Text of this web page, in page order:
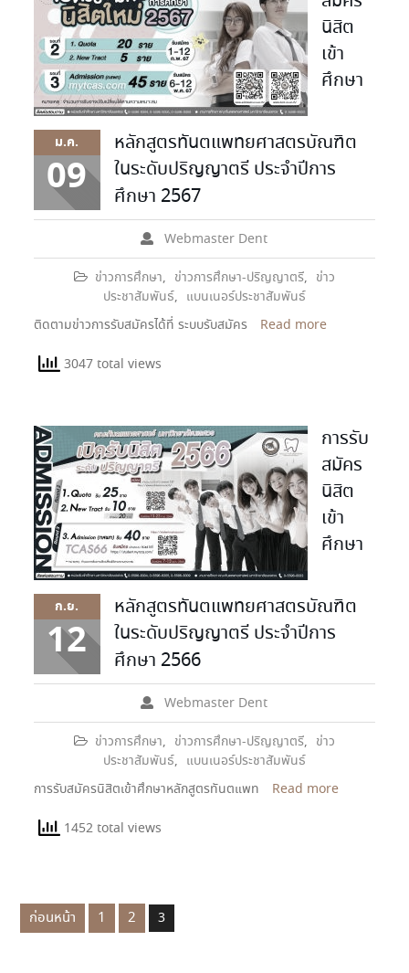
ม.ค.
09
นิสิต
เข้า
ศึกษา
หลักสูตรทันตแพทยศาสตรบัณฑิต
ในระดับปริญญาตรี ประจำปีการ
ศึกษา 2567
Webmaster Dent
ข่าวการศึกษา, ข่าวการศึกษา-ปริญญาตรี, ข่าว
ประชาสัมพันธ์, แบนเนอร์ประชาสัมพันธ์
ติดตามข่าวการรับสมัครได้ที่ ระบบรับสมัคร
Read more
3047 total views
ก.ย.
12
การรับ
สมัคร
นิสิต
เข้า
ศึกษา
หลักสูตรทันตแพทยศาสตรบัณฑิต
ในระดับปริญญาตรี ประจำปีการ
ศึกษา 2566
Webmaster Dent
ข่าวการศึกษา, ข่าวการศึกษา-ปริญญาตรี, ข่าว
ประชาสัมพันธ์, แบนเนอร์ประชาสัมพันธ์
การรับสมัครนิสิตเข้าศึกษาหลักสูตรทันตแพท
Read more
1452 total views
ก่อนหน้า 1 2 3